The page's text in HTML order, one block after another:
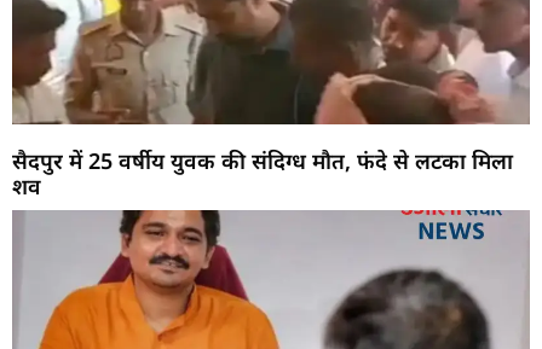
सैदपुर में 25 वर्षीय युवक की संदिग्ध मौत, फंदे से लटका मिला
शव